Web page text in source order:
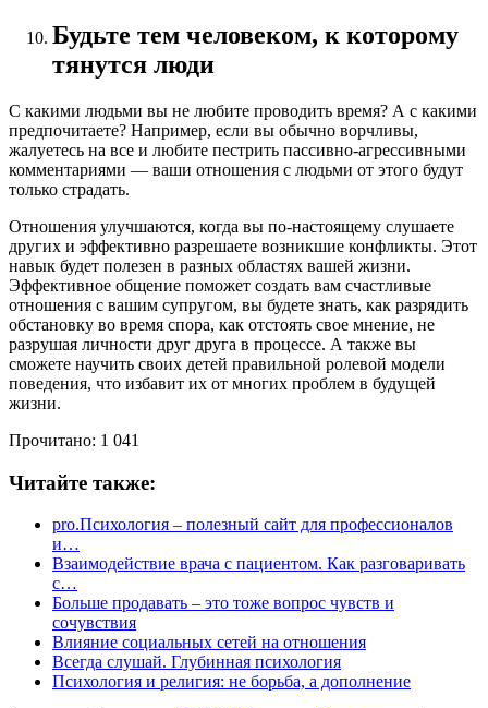
Будьте тем человеком, к которому
тянутся люди
С какими людьми вы не любите проводить время? А с какими
предпочитаете? Например, если вы обычно ворчливы,
жалуетесь на все и любите пестрить пассивно-агрессивными
комментариями — ваши отношения с людьми от этого будут
только страдать.
Отношения улучшаются, когда вы по-настоящему слушаете
других и эффективно разрешаете возникшие конфликты. Этот
навык будет полезен в разных областях вашей жизни.
Эффективное общение поможет создать вам счастливые
отношения с вашим супругом, вы будете знать, как разрядить
обстановку во время спора, как отстоять свое мнение, не
разрушая личности друг друга в процессе. А также вы
сможете научить своих детей правильной ролевой модели
поведения, что избавит их от многих проблем в будущей
жизни.
Прочитано: 1 041
Читайте также:
pro.Психология – полезный сайт для профессионалов
и…
Взаимодействие врача с пациентом. Как разговаривать
с…
Больше продавать – это тоже вопрос чувств и
сочувствия
Влияние социальных сетей на отношения
Всегда слушай. Глубинная психология
Психология и религия: не борьба, а дополнение